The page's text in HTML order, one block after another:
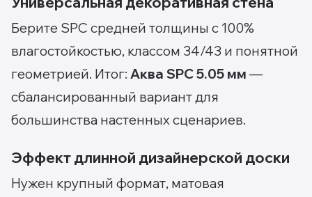
Берите SPC средней толщины с 100%
влагостойкостью, классом 34/43 и понятной
геометрией. Итог: Аква SPC 5.05 мм —
сбалансированный вариант для
большинства настенных сценариев.
Эффект длинной дизайнерской доски
Нужен крупный формат, матовая